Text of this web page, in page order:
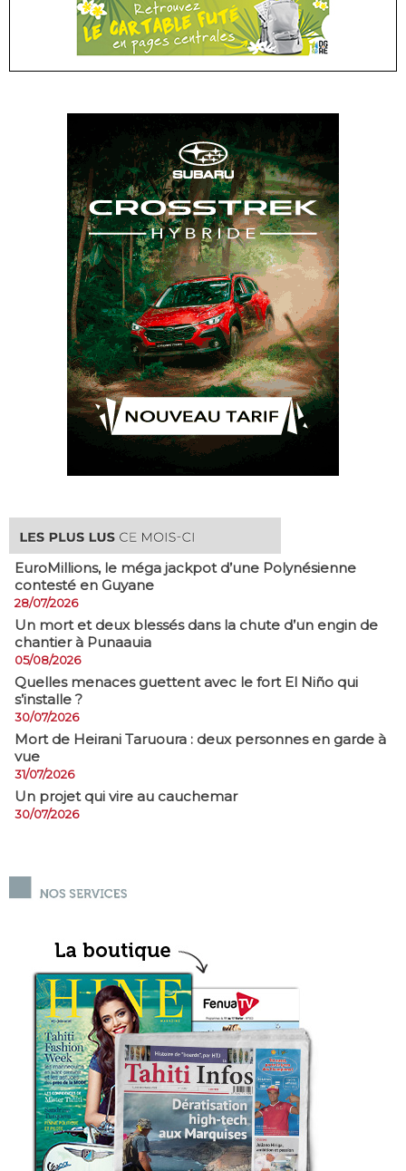
EuroMillions, ​le méga jackpot d’une Polynésienne
contesté en Guyane
28/07/2026
​Un mort et deux blessés dans la chute d’un engin de
chantier à Punaauia
05/08/2026
Quelles menaces guettent avec le fort El Niño qui
s’installe ?
30/07/2026
Mort de Heirani Taruoura : deux personnes en garde à
vue
31/07/2026
Un projet qui vire au cauchemar
30/07/2026